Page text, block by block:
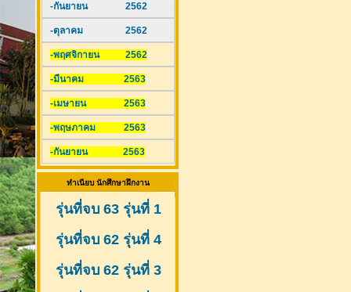
-กันยายน 2562
-ตุลาคม 2562
-พฤศจิกายน 2562
-มีนาคม 2563
-เมษายน 2563
-พฤษภาคม 2563
-กันยายน 2563
ทำเนียบ นักศึกษาฝึกงาน
รุ่นที่จบ 63 รุ่นที่ 1
รุ่นที่จบ 62 รุ่นที่ 4
รุ่นที่จบ 62 รุ่นที่ 3